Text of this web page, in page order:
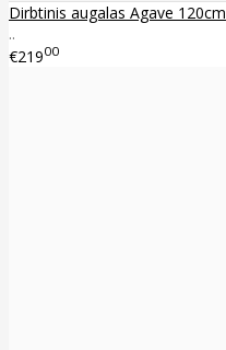
Dirbtinis augalas Agave 120cm
..
€21900